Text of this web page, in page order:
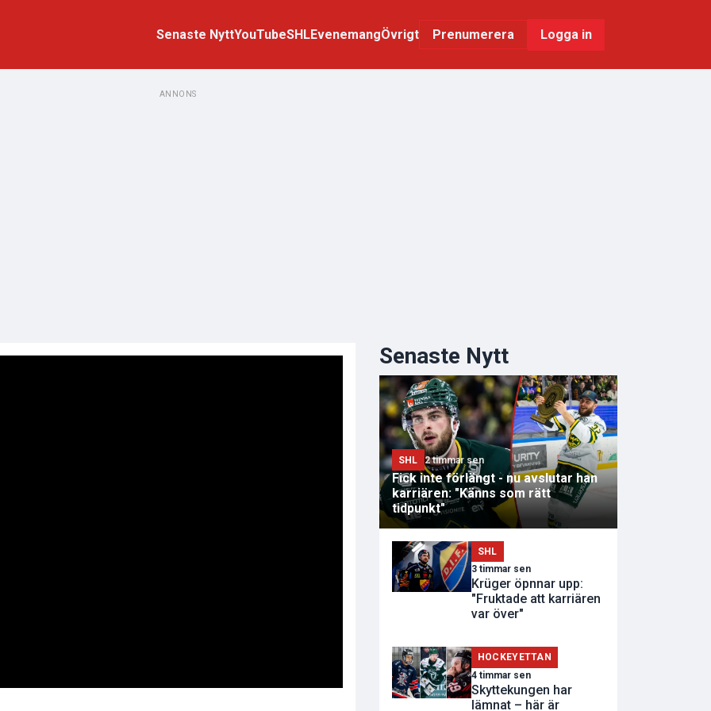
Senaste NyttYouTubeSHLEvenemangÖvrigt Prenumerera Logga in
ANNONS
Senaste Nytt
SHL 2 timmar sen
Fick inte förlängt - nu avslutar han
karriären: "Känns som rätt
tidpunkt"
SHL
3 timmar sen
Krüger öpnnar upp:
"Fruktade att karriären
var över"
HOCKEYETTAN
4 timmar sen
Skyttekungen har
lämnat – här är